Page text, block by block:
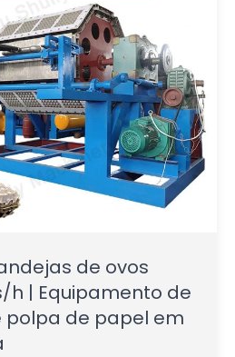
de ovos
h | Equipamento de
de papel em